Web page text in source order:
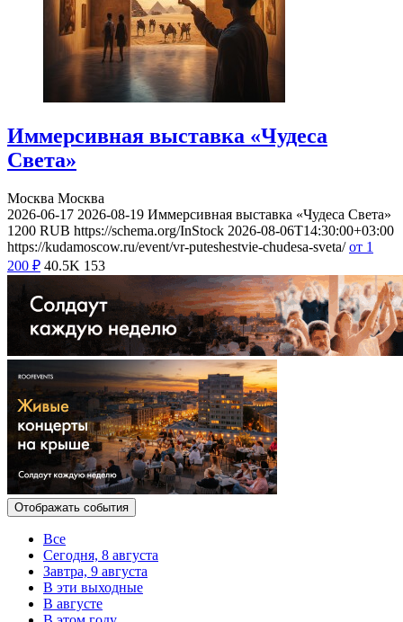
Иммерсивная выставка «Чудеса
Света»
Москва Москва
2026-06-17 2026-08-19 Иммерсивная выставка «Чудеса Света»
1200 RUB https://schema.org/InStock 2026-08-06T14:30:00+03:00
https://kudamoscow.ru/event/vr-puteshestvie-chudesa-sveta/ от 1
200 ₽ 40.5K 153
Отображать события
Все
Сегодня, 8 августа
Завтра, 9 августа
В эти выходные
В августе